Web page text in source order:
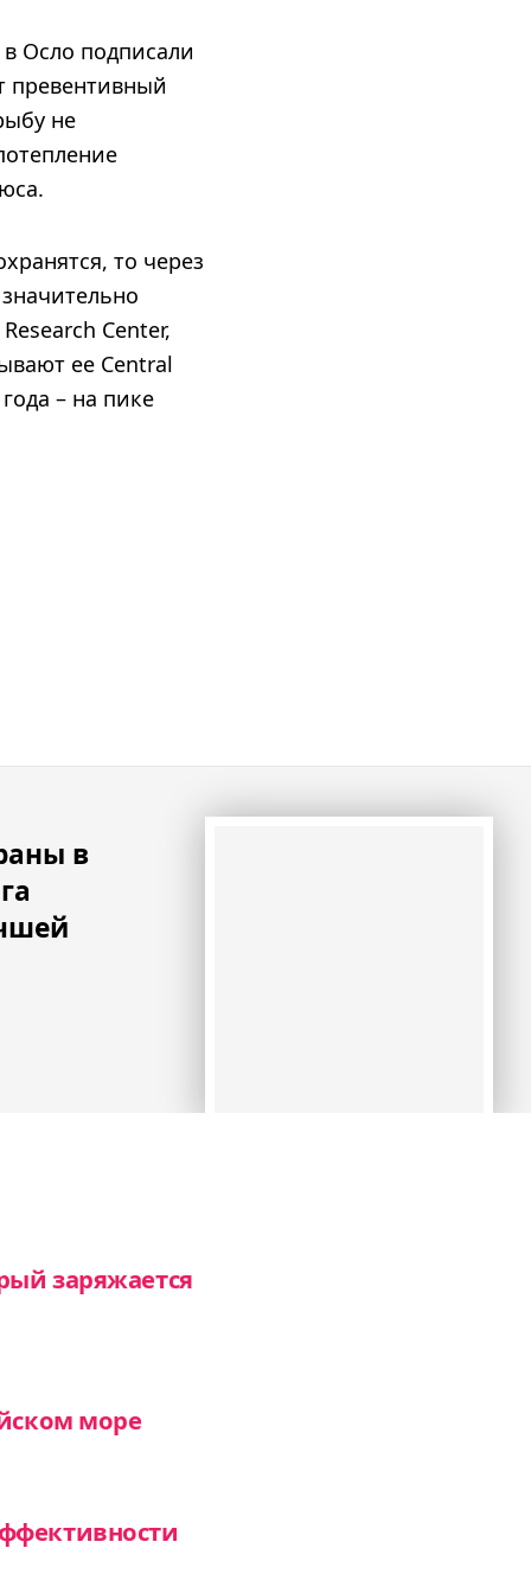
Осло подписали
превентивный
не
то через
Center,
ее Central
– на пике
в
заряжается
море